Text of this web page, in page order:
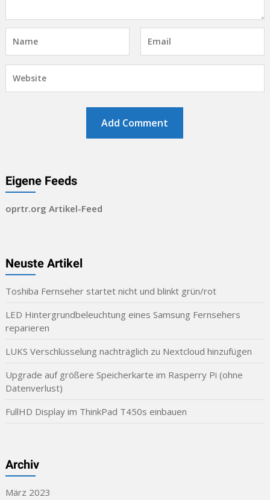
Eigene Feeds
oprtr.org Artikel-Feed
Neuste Artikel
Toshiba Fernseher startet nicht und blinkt grün/rot
LED Hintergrundbeleuchtung eines Samsung Fernsehers
reparieren
LUKS Verschlüsselung nachträglich zu Nextcloud hinzufügen
Upgrade auf größere Speicherkarte im Rasperry Pi (ohne
Datenverlust)
FullHD Display im ThinkPad T450s einbauen
Archiv
März 2023